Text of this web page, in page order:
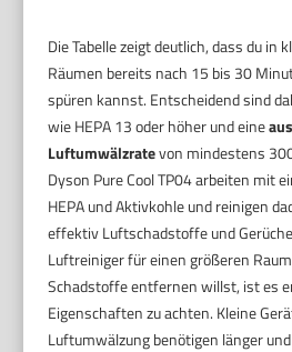
Die Tabelle zeigt deutlich, dass du in
Räumen bereits nach 15 bis 30
spüren kannst. Entscheidend sind
wie HEPA 13 oder höher und eine
Luftumwälzratevon mindestens
Dyson Pure Cool TP04 arbeiten mit
HEPA und Aktivkohle und reinigen
effektiv Luftschadstoffe und
Luftreiniger für einen größeren
Schadstoffe entfernen willst, ist es
Eigenschaften zu achten. Kleine
Luftumwälzung benötigen länger